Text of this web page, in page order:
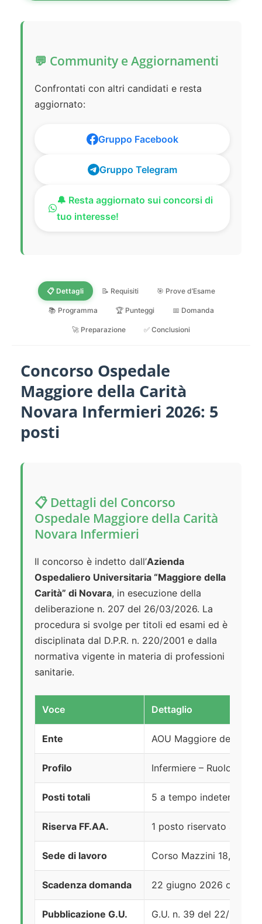
💬 Community e Aggiornamenti
Confrontati con altri candidati e resta
aggiornato:
Gruppo Facebook
Gruppo Telegram
🔔 Resta aggiornato sui concorsi di
tuo interesse!
📋 Dettagli 📝 Requisiti 🎯 Prove d’Esame
📚 Programma 🏆 Punteggi 📅 Domanda
🚀 Preparazione ✅ Conclusioni
Concorso Ospedale
Maggiore della Carità
Novara Infermieri 2026: 5
posti
📋 Dettagli del Concorso
Ospedale Maggiore della Carità
Novara Infermieri
Il concorso è indetto dall’Azienda
Ospedaliero Universitaria “Maggiore della
Carità” di Novara, in esecuzione della
deliberazione n. 207 del 26/03/2026. La
procedura si svolge per titoli ed esami ed è
disciplinata dal D.P.R. n. 220/2001 e dalla
normativa vigente in materia di professioni
sanitarie.
Voce Dettaglio
Ente AOU Maggiore della
Profilo Infermiere – Ruolo
Posti totali 5 a tempo indeterminato
Riserva FF.AA. 1 posto riservato ai
Sede di lavoro Corso Mazzini 18,
Scadenza domanda 22 giugno 2026 ore
Pubblicazione G.U. G.U. n. 39 del 22/05/